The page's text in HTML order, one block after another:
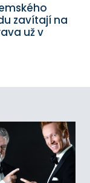
zavítají na
už v